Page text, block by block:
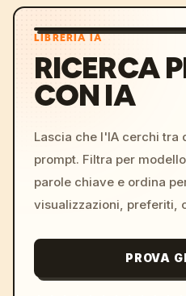
LIBRERIA IA
RICERCA
CON IA
Lascia che l'IA cerchi tra
prompt. Filtra per
parole chiave e ordina
visualizzazioni, preferiti,
PROVA